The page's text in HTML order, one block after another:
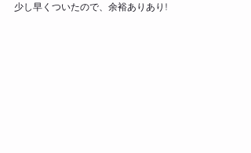
少し早くついたので、余裕ありあり!